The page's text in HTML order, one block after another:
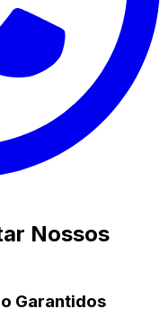
Nossos
Garantidos